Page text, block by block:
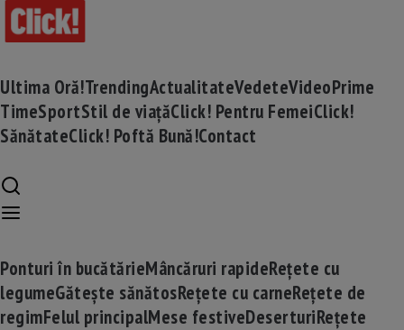
Ultima Oră!TrendingActualitateVedeteVideoPrime
TimeSportStil de viațăClick! Pentru FemeiClick!
SănătateClick! Poftă Bună!Contact
Ponturi în bucătărieMâncăruri rapideRețete cu
legumeGătește sănătosRețete cu carneRețete de
regimFelul principalMese festiveDeserturiRețete